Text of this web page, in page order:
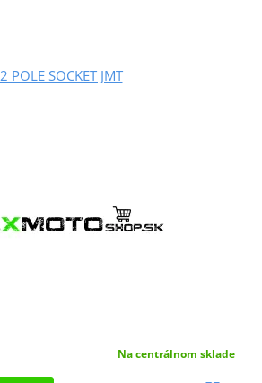
2 POLE SOCKET JMT
Na centrálnom sklade